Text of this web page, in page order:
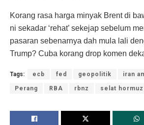
Korang rasa harga minyak Brent di
ni sekadar ‘rehat’ sekejap sebelum
pasaran sebenarnya dah mula lali
Trump? Cuba korang drop komen
Tags: ecb fed geopolitik iran
Perang RBA rbnz selat hormuz